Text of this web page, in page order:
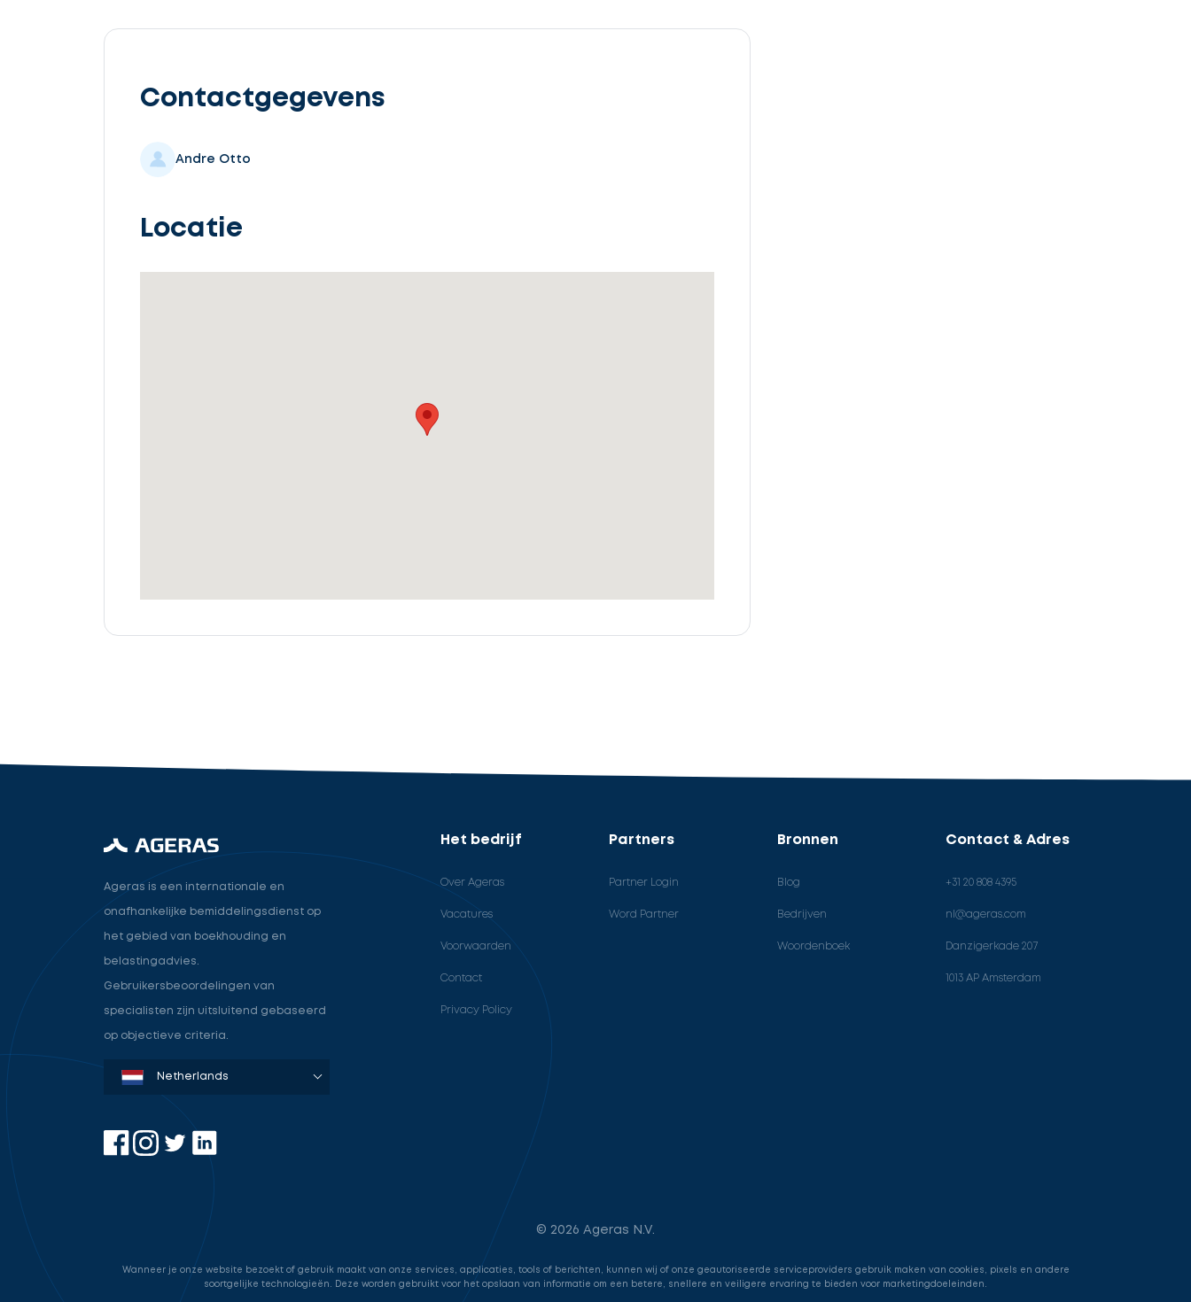
Contactgegevens
Andre Otto
Locatie
cta_box.sub_headline
Ageras is een internationale en
onafhankelijke bemiddelingsdienst op
het gebied van boekhouding en
belastingadvies.
Gebruikersbeoordelingen van
specialisten zijn uitsluitend gebaseerd
op objectieve criteria.
Denmark
Sweden
Norway
Netherlands
Germany
USA
Het bedrijf
Over Ageras
Vacatures
Voorwaarden
Contact
Privacy Policy
Partners
Partner Login
Word Partner
Bronnen
Blog
Bedrijven
Woordenboek
Contact & Adres
+31 20 808 4395
nl@ageras.com
Danzigerkade 207
1013 AP Amsterdam
© 2026 Ageras N.V.
Wanneer je onze website bezoekt of gebruik maakt van onze services, applicaties, tools of berichten, kunnen wij of onze geautoriseerde serviceproviders gebruik maken van cookies, pixels en andere
soortgelijke technologieën. Deze worden gebruikt voor het opslaan van informatie om een betere, snellere en veiligere ervaring te bieden voor marketingdoeleinden.